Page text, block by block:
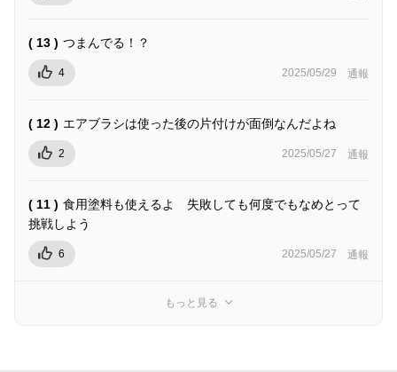
( 13 ) つまんでる！？
4 2025/05/29 通報
( 12 ) エアブラシは使った後の片付けが面倒なんだよね
2 2025/05/27 通報
( 11 ) 食用塗料も使えるよ 失敗しても何度でもなめとって
挑戦しよう
6 2025/05/27 通報
もっと見る